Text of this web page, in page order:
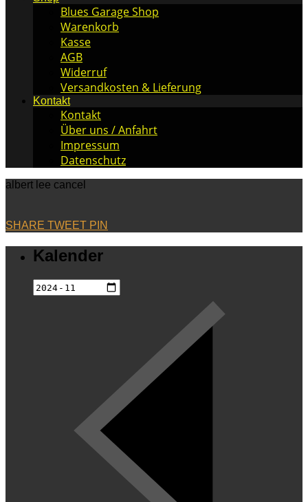
Blues Garage Shop
Warenkorb
Kasse
AGB
Widerruf
Versandkosten & Lieferung
Kontakt
Kontakt
Über uns / Anfahrt
Impressum
Datenschutz
albert lee cancel
SHARE TWEET PIN
Kalender